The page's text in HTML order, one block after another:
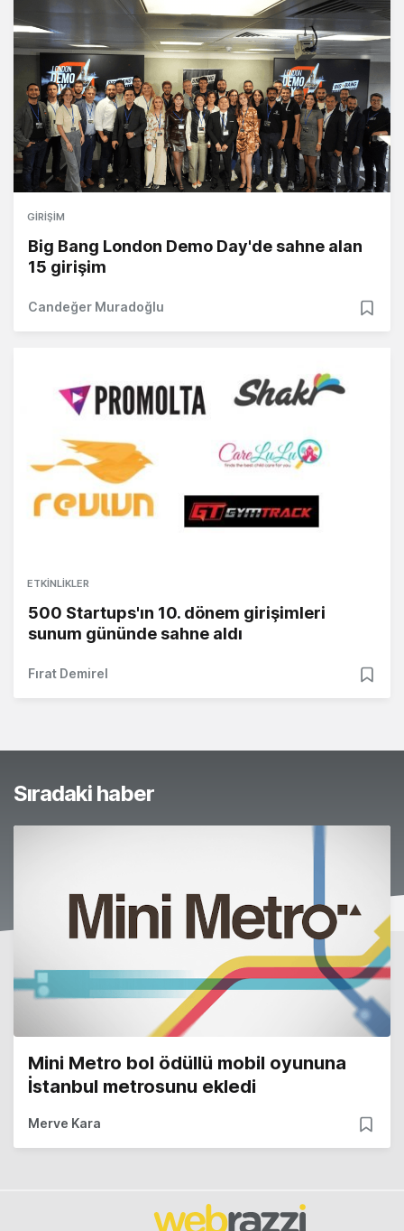
GIRIŞIM
Big Bang London Demo Day'de sahne alan
15 girişim
Candeğer Muradoğlu
ETKINLIKLER
500 Startups'ın 10. dönem girişimleri
sunum gününde sahne aldı
Fırat Demirel
Sıradaki haber
Mini Metro bol ödüllü mobil oyununa
İstanbul metrosunu ekledi
Merve Kara